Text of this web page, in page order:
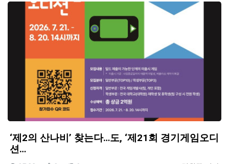
‘제2의 산나비’ 찾는다…도, ‘제21회 경기게임오디
션…